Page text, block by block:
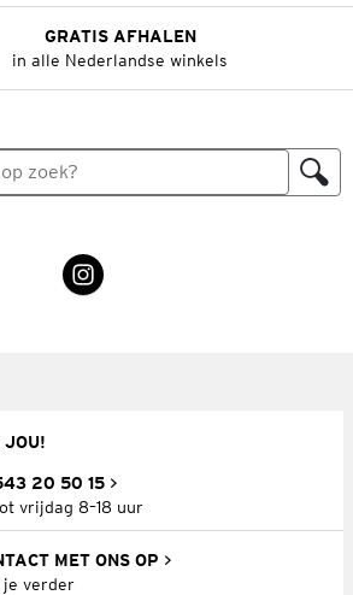
GRATIS AFHALEN
in alle Nederlandse winkels
JOU!
20 50 15
vrijdag 8–18 uur
MET ONS OP
je verder